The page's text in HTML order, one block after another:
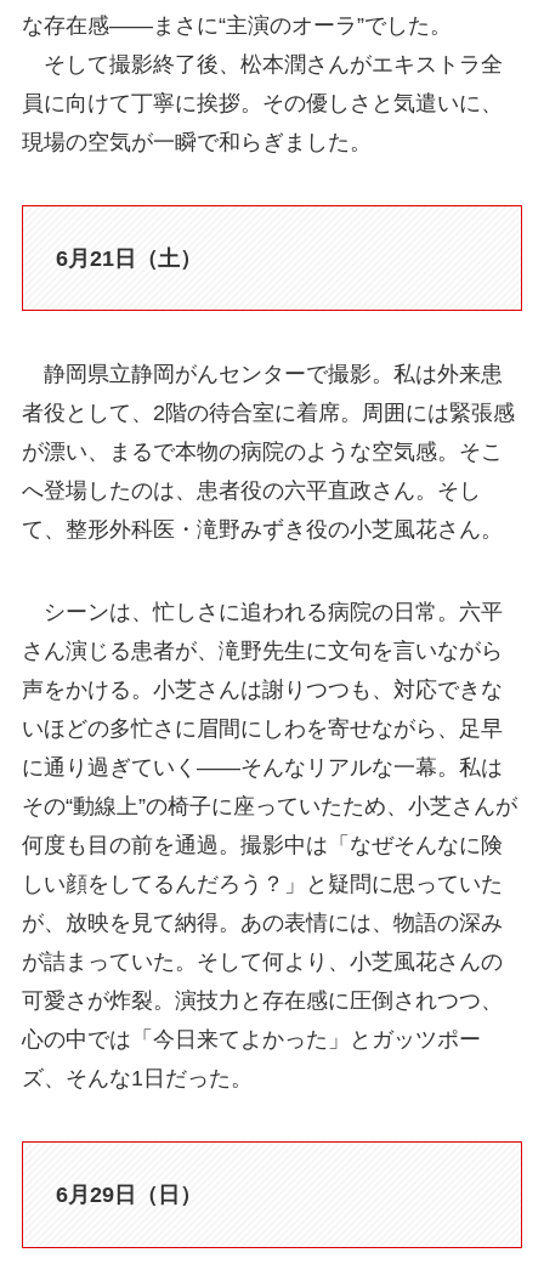
な存在感――まさに“主演のオーラ”でした。
そして撮影終了後、松本潤さんがエキストラ全
員に向けて丁寧に挨拶。その優しさと気遣いに、
現場の空気が一瞬で和らぎました。
6月21日（土）
静岡県立静岡がんセンターで撮影。私は外来患
者役として、2階の待合室に着席。周囲には緊張感
が漂い、まるで本物の病院のような空気感。そこ
へ登場したのは、患者役の六平直政さん。そし
て、整形外科医・滝野みずき役の小芝風花さん。
シーンは、忙しさに追われる病院の日常。六平
さん演じる患者が、滝野先生に文句を言いながら
声をかける。小芝さんは謝りつつも、対応できな
いほどの多忙さに眉間にしわを寄せながら、足早
に通り過ぎていく――そんなリアルな一幕。私は
その“動線上”の椅子に座っていたため、小芝さんが
何度も目の前を通過。撮影中は「なぜそんなに険
しい顔をしてるんだろう？」と疑問に思っていた
が、放映を見て納得。あの表情には、物語の深み
が詰まっていた。そして何より、小芝風花さんの
可愛さが炸裂。演技力と存在感に圧倒されつつ、
心の中では「今日来てよかった」とガッツポー
ズ、そんな1日だった。
6月29日（日）